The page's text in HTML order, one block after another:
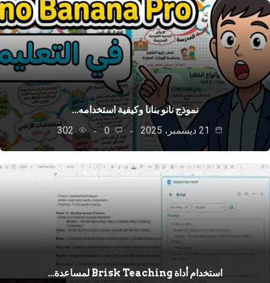
نموذج نانو بنانا وكيفية استخدامه…
21 ديسمبر، 2025
0
302
استخدام أداة Brisk Teaching لمساعدة…